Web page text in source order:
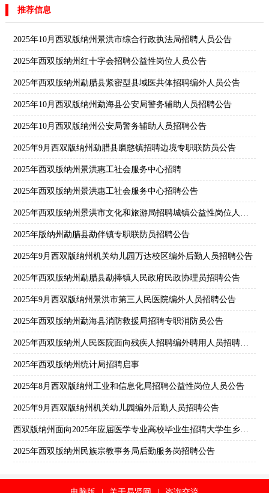
推荐信息
2025年10月西双版纳州景洪市综合行政执法局招聘人员公告
2025年西双版纳州红十字会招聘公益性岗位人员公告
2025年西双版纳州勐腊县紧密型县域医共体招聘编外人员公告
2025年10月西双版纳州勐海县公安局警务辅助人员招聘公告
2025年10月西双版纳州公安局警务辅助人员招聘公告
2025年9月西双版纳州勐腊县磨憨镇招聘边境专职联防员公告
2025年西双版纳州景洪惠工社会服务中心招聘
2025年西双版纳州景洪惠工社会服务中心招聘公告
2025年版纳州勐腊县勐伴镇专职联防员招聘公告
2025年9月西双版纳州机关幼儿园万达校区编外后勤人员招聘公告
2025年西双版纳州勐腊县勐捧镇人民政府民政协理员招聘公告
2025年9月西双版纳州景洪市第三人民医院编外人员招聘公告
2025年西双版纳州勐海县消防救援局招聘专职消防员公告
2025年西双版纳州统计局招聘启事
2025年8月西双版纳州工业和信息化局招聘公益性岗位人员公告
2025年9月西双版纳州机关幼儿园编外后勤人员招聘公告
2025年西双版纳州民族宗教事务局后勤服务岗招聘公告